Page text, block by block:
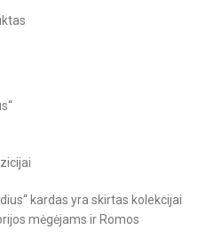
kardas yra skirtas kolekcijai
mėgėjams ir Romos